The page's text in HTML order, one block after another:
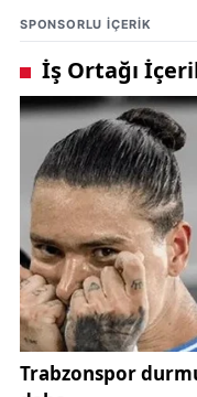
Temsili heyetin
ulaşmasıyla birlikte
kapsamında çeşitli
Sivas Kongresi'nin
anlamlı gün, Sivas
SPONSORLU IÇERIK